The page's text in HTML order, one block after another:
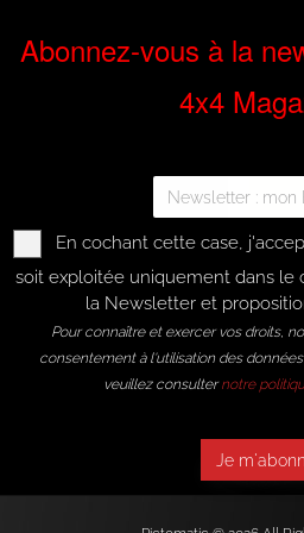
Abonnez-vous à la
4x4
En cochant cette case,
soit exploitée uniquement dans le
la Newsletter et
Pour connaître et exercer vos droits,
consentement à l'utilisation des
veuillez consulternotre
Je